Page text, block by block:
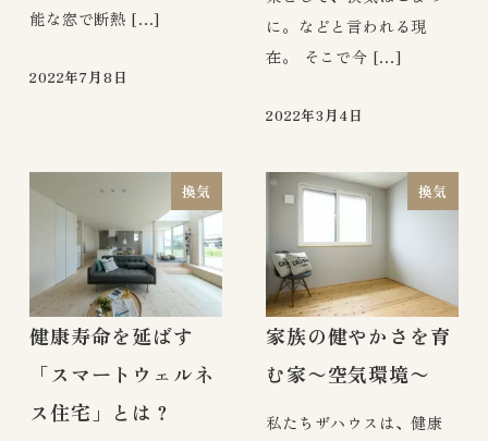
能な窓で断熱 […]
2022年7月8日
に。などと言われる現
在。 そこで今 […]
2022年3月4日
換気
健康寿命を延ばす
「スマートウェルネ
ス住宅」とは？
換気
家族の健やかさを育
む家〜空気環境〜
私たちザハウスは、健康